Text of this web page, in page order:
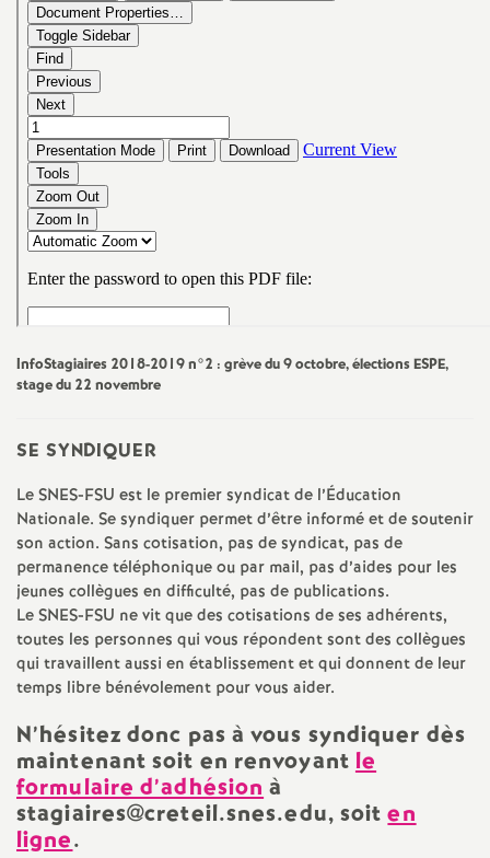
n
i
e
m
e
n
t
s
InfoStagiaires 2018-2019 n°2 : grève du 9 octobre, électionsESPE,
stage du 22 novembre
SE SYNDIQUER
LeSNES-FSU est le premier syndicat de l’Éducation
Nationale. Se syndiquer permet d’être informé et de soutenir
son action. Sans cotisation, pas de syndicat, pas de
permanence téléphonique ou par mail, pas d’aides pour les
jeunes collègues en difficulté, pas de publications.
LeSNES-FSU ne vit que des cotisations de ses adhérents,
toutes les personnes qui vous répondent sont des collègues
qui travaillent aussi en établissement et qui donnent de leur
temps libre bénévolement pour vous aider.
N’hésitez donc pas à vous syndiquer dès
maintenant soit en renvoyant le
formulaire d’adhésionà
stagiaires@creteil.snes.edu, soiten
ligne.